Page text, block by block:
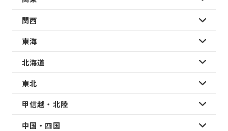
関西
東海
北海道
東北
甲信越・北陸
中国・四国